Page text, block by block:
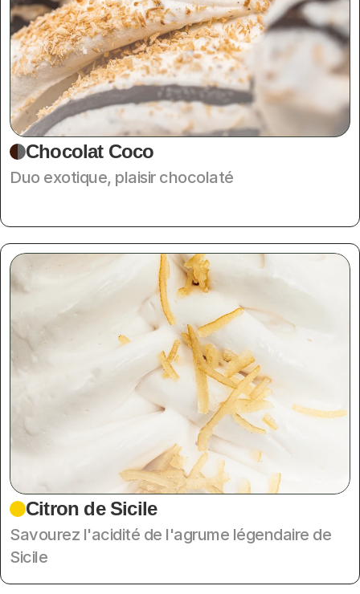
Chocolat Coco
Duo exotique, plaisir chocolaté
Citron de Sicile
Savourez l'acidité de l'agrume légendaire de
Sicile